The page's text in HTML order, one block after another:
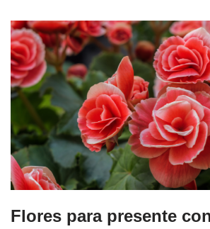
Flores para presente